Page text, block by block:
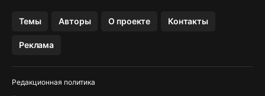
Темы Авторы О проекте Контакты
Реклама
Редакционная политика